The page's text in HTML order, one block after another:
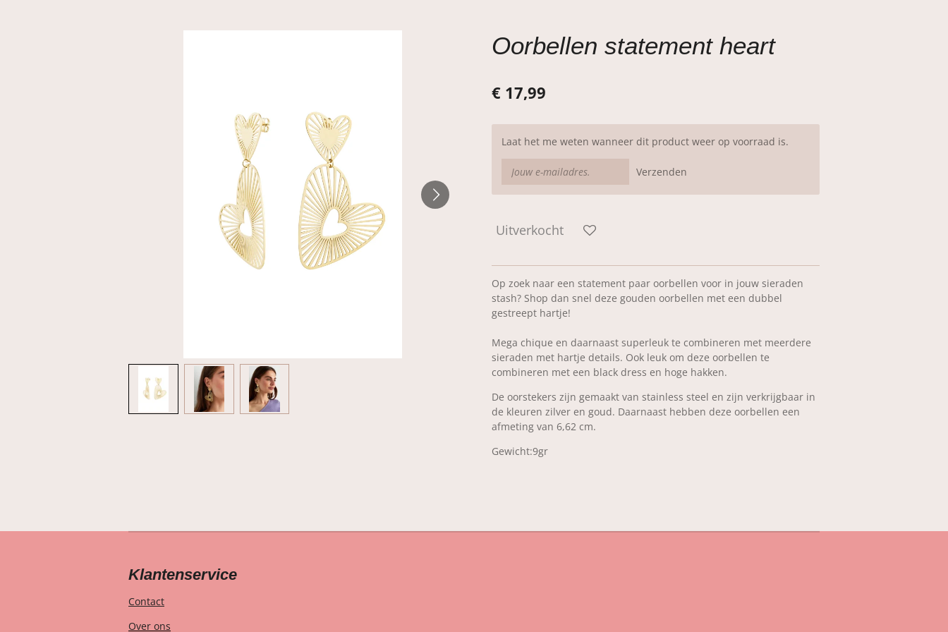
Oorbellen statement heart
€ 17,99
Laat het me weten wanneer dit product weer op voorraad is.
Verzenden
Uitverkocht
Op zoek naar een statement paar oorbellen voor in jouw sieraden
stash? Shop dan snel deze gouden oorbellen met een dubbel
gestreept hartje!
Mega chique en daarnaast superleuk te combineren met meerdere
sieraden met hartje details. Ook leuk om deze oorbellen te
combineren met een black dress en hoge hakken.
De oorstekers zijn gemaakt van stainless steel en zijn verkrijgbaar in
de kleuren zilver en goud. Daarnaast hebben deze oorbellen een
afmeting van 6,62 cm.
Gewicht:9gr
Klantenservice
Contact
Over ons